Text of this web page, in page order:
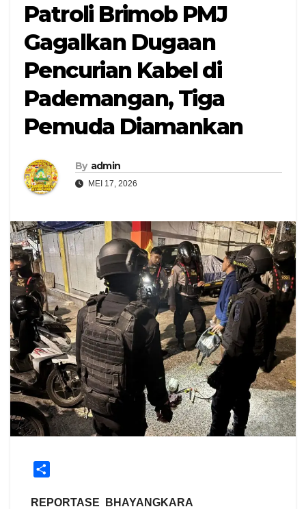
Patroli Brimob PMJ
Gagalkan Dugaan
Pencurian Kabel di
Pademangan, Tiga
Pemuda Diamankan
By admin
MEI 17, 2026
a
REPORTASE BHAYANGKARA